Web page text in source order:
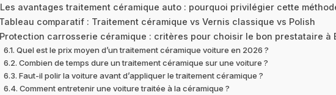
Les avantages traitement céramique auto : pourquoi privilégier cette
Tableau comparatif : Traitement céramique vs Vernis classique vs Polish
Protection carrosserie céramique : critères pour choisir le bon prestataire à
Quel est le prix moyen d’un traitement céramique voiture en 2026 ?
Combien de temps dure un traitement céramique sur une voiture ?
Faut-il polir la voiture avant d’appliquer le traitement céramique ?
Comment entretenir une voiture traitée à la céramique ?